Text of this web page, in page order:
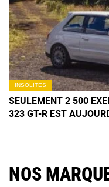
INSOLITES
SEULEMENT 2 500
323 GT-R EST
NOS